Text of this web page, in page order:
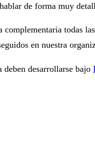
de forma muy
todas
en nuestra
deben desarrollarse bajo